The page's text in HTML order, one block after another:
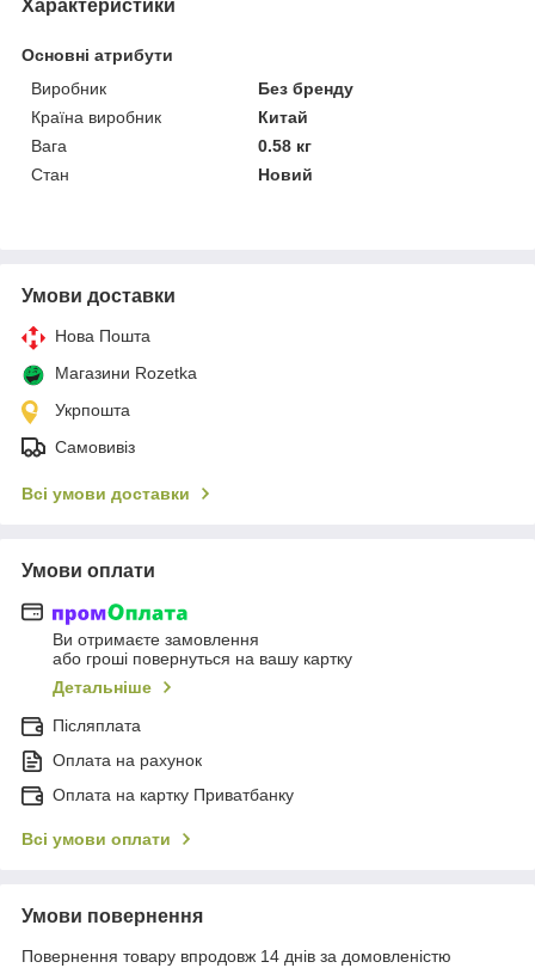
Характеристики
Основні атрибути
Виробник
Без бренду
Країна виробник
Китай
Вага
0.58 кг
Стан
Новий
Умови доставки
Нова Пошта
Магазини Rozetka
Укрпошта
Самовивіз
Всі умови доставки
Умови оплати
Ви отримаєте замовлення
або гроші повернуться на вашу картку
Детальніше
Післяплата
Оплата на рахунок
Оплата на картку Приватбанку
Всі умови оплати
Умови повернення
Повернення товару впродовж 14 днів за домовленістю